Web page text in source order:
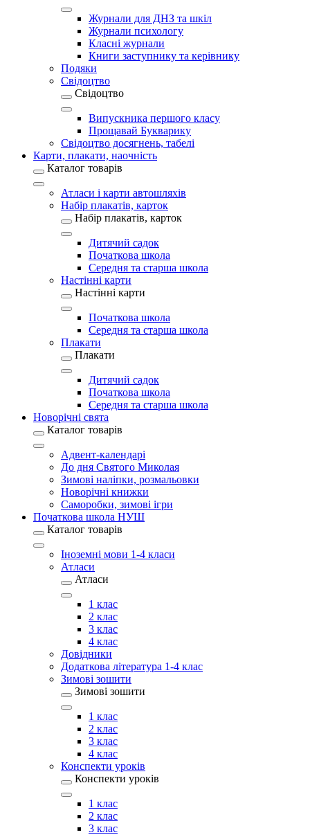
Журнали для ДНЗ та шкіл
Журнали психологу
Класні журнали
Книги заступнику та керівнику
Подяки
Свідоцтво
Свідоцтво
Випускника першого класу
Прощавай Букварику
Свідоцтво досягнень, табелі
Карти, плакати, наочність
Каталог товарів
Атласи і карти автошляхів
Набір плакатів, карток
Набір плакатів, карток
Дитячий садок
Початкова школа
Середня та старша школа
Настінні карти
Настінні карти
Початкова школа
Середня та старша школа
Плакати
Плакати
Дитячий садок
Початкова школа
Середня та старша школа
Новорічні свята
Каталог товарів
Адвент-календарі
До дня Святого Миколая
Зимові наліпки, розмальовки
Новорічні книжки
Саморобки, зимові ігри
Початкова школа НУШ
Каталог товарів
Іноземні мови 1-4 класи
Атласи
Атласи
1 клас
2 клас
3 клас
4 клас
Довідники
Додаткова література 1-4 клас
Зимові зошити
Зимові зошити
1 клас
2 клас
3 клас
4 клас
Конспекти уроків
Конспекти уроків
1 клас
2 клас
3 клас